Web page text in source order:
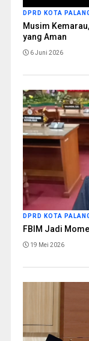
DPRD KOTA
Musim
yang Aman
6 Juni 2026
DPRD KOTA
FBIM Jadi
19 Mei 2026